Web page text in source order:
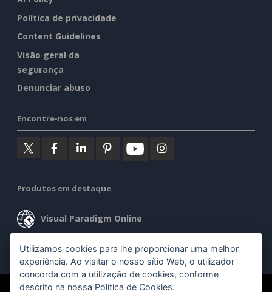
Política de privacidade
Content Guidelines
Visão geral da
segurança
Denunciar abuso
Encontre-nos em
Produtos em destaque
Visual Paradigm Online
Visual Paradigm Desktop
Utilizamos cookies para lhe proporcionar uma melhor
experiência. Ao visitar o nosso sítio Web, o utilizador
concorda com a utilização de cookies, conforme
descrito na nossa Política de Cookies.